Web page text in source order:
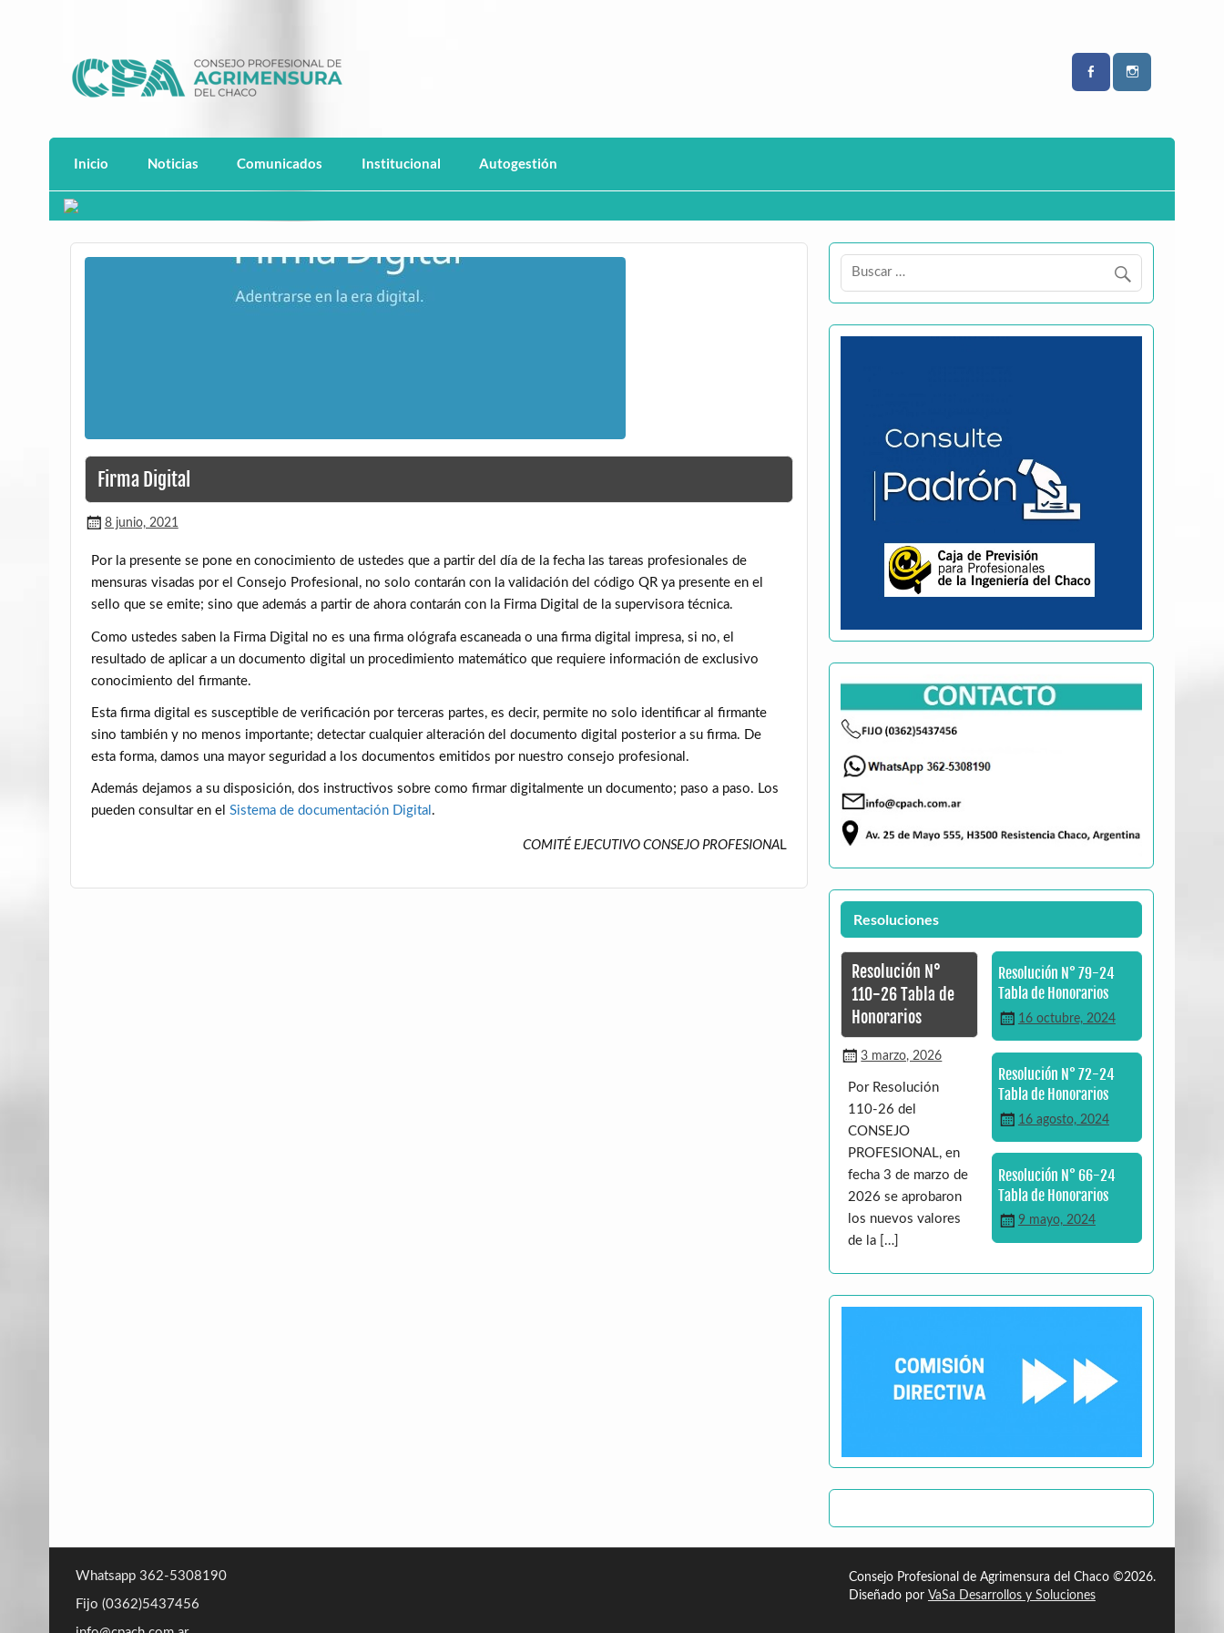
CPACH
Consejo Profesional de Agrimensura del Chaco
Inicio Noticias Comunicados Institucional Autogestión
Firma Digital
8 junio, 2021
Por la presente se pone en conocimiento de ustedes que a partir del día de la fecha las tareas profesionales de
mensuras visadas por el Consejo Profesional, no solo contarán con la validación del código QR ya presente en el
sello que se emite; sino que además a partir de ahora contarán con la Firma Digital de la supervisora técnica.
Como ustedes saben la Firma Digital no es una firma ológrafa escaneada o una firma digital impresa, si no, el
resultado de aplicar a un documento digital un procedimiento matemático que requiere información de exclusivo
conocimiento del firmante.
Esta firma digital es susceptible de verificación por terceras partes, es decir, permite no solo identificar al firmante
sino también y no menos importante; detectar cualquier alteración del documento digital posterior a su firma. De
esta forma, damos una mayor seguridad a los documentos emitidos por nuestro consejo profesional.
Además dejamos a su disposición, dos instructivos sobre como firmar digitalmente un documento; paso a paso. Los
pueden consultar en elSistema de documentación Digital .
COMITÉ EJECUTIVO CONSEJO PROFESIONAL
Resoluciones
Resolución N°
110-26 Tabla de
Honorarios
3 marzo, 2026
Por Resolución
110-26 del
CONSEJO
PROFESIONAL, en
fecha 3 de marzo de
2026 se aprobaron
los nuevos valores
de la […]
Resolución N° 79-24
Tabla de Honorarios
16 octubre, 2024
Resolución N° 72-24
Tabla de Honorarios
16 agosto, 2024
Resolución N° 66-24
Tabla de Honorarios
9 mayo, 2024
Whatsapp 362-5308190
Fijo (0362)5437456
Consejo Profesional de Agrimensura del Chaco©2026.
Diseñado por VaSa Desarrollos y Soluciones